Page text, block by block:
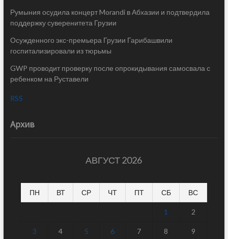
Румыния осудила концерт Morandi в Абхазии и подтвердила
поддержку суверенитета Грузии
Осужденного экс-премьера Грузии Гарибашвили
госпитализировали из тюрьмы
GWP проводит проверку после опрокидывания самосвала с
ребенком на Руставели
RSS
Архив
АВГУСТ 2026
ПН ВТ СР ЧТ ПТ СБ ВС
1 2
3 4 5 6 7 8 9